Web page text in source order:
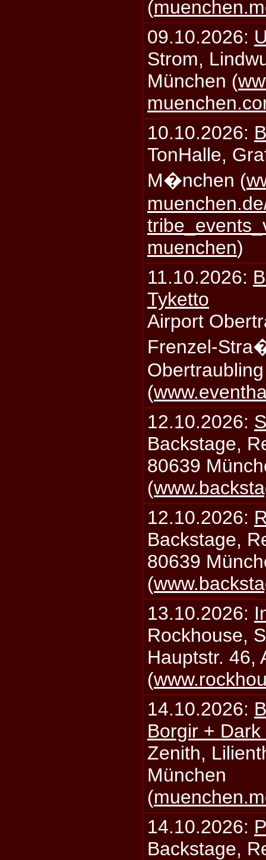
(
09.10.2026:
Strom,
München (
10.10.2026:
TonHalle,
M�nchen (
muenchen)
11.10.2026:
Tyketto
Airport
Frenzel-
(
12.10.2026:
Backstage,
80639
(
12.10.2026:
Backstage,
80639
(
13.10.2026:
Rockhouse,
Hauptstr. 46,
(
14.10.2026:
Borgir +
Zenith,
München
(
14.10.2026:
Backstage,